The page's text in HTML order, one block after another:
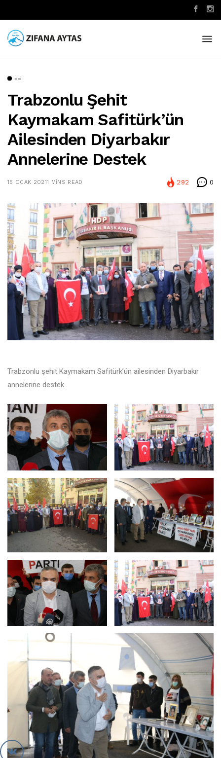
==
Trabzonlu Şehit
Kaymakam Safitürk’ün
Ailesinden Diyarbakır
Annelerine Destek
15 OCAK 20211 MINS READ 292 0
Trabzonlu şehit Kaymakam Safitürk’ün ailesinden Diyarbakır
annelerine destek